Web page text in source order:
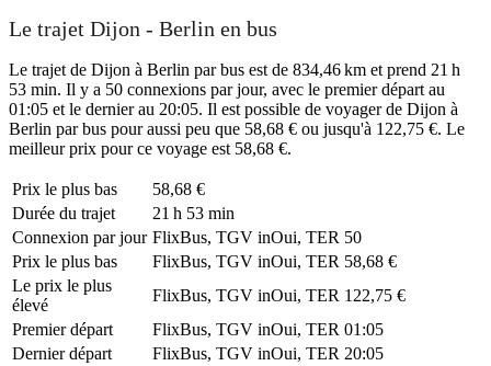
Le trajet Dijon - Berlin en bus
Le trajet de Dijon à Berlin par bus est de 834,46 km et prend 21 h
53 min. Il y a 50 connexions par jour, avec le premier départ au
01:05 et le dernier au 20:05. Il est possible de voyager de Dijon à
Berlin par bus pour aussi peu que 58,68 € ou jusqu'à 122,75 €. Le
meilleur prix pour ce voyage est 58,68 €.
Prix ​​le plus bas
58,68 €
Durée du trajet
21 h 53 min
Connexion par jour FlixBus, TGV inOui, TER 50
Prix ​​le plus bas
FlixBus, TGV inOui, TER 58,68 €
Le prix le plus
élevé
FlixBus, TGV inOui, TER 122,75 €
Premier départ
FlixBus, TGV inOui, TER 01:05
Dernier départ
FlixBus, TGV inOui, TER 20:05